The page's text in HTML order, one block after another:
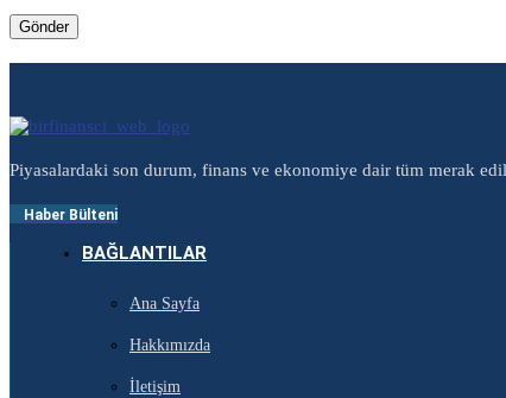
Piyasalardaki son durum, finans ve ekonomiye dair tüm merak
Haber Bülteni
BAĞLANTILAR
Ana Sayfa
Hakkımızda
İletişim